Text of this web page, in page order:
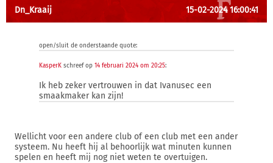
Dn_Kraaij 15-02-2024 16:00:41
open/sluit de onderstaande quote:
KasperK schreef op 14 februari 2024 om 20:25:
Ik heb zeker vertrouwen in dat Ivanusec een
smaakmaker kan zijn!
Wellicht voor een andere club of een club met een ander
systeem. Nu heeft hij al behoorlijk wat minuten kunnen
spelen en heeft mij nog niet weten te overtuigen.